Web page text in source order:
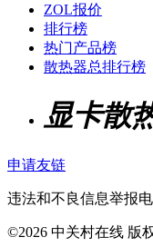
ZOL报价
排行榜
热门产品榜
散热器总排行榜
显卡散
申请友链
违法和不良信息举报
©2026 中关村在线 版